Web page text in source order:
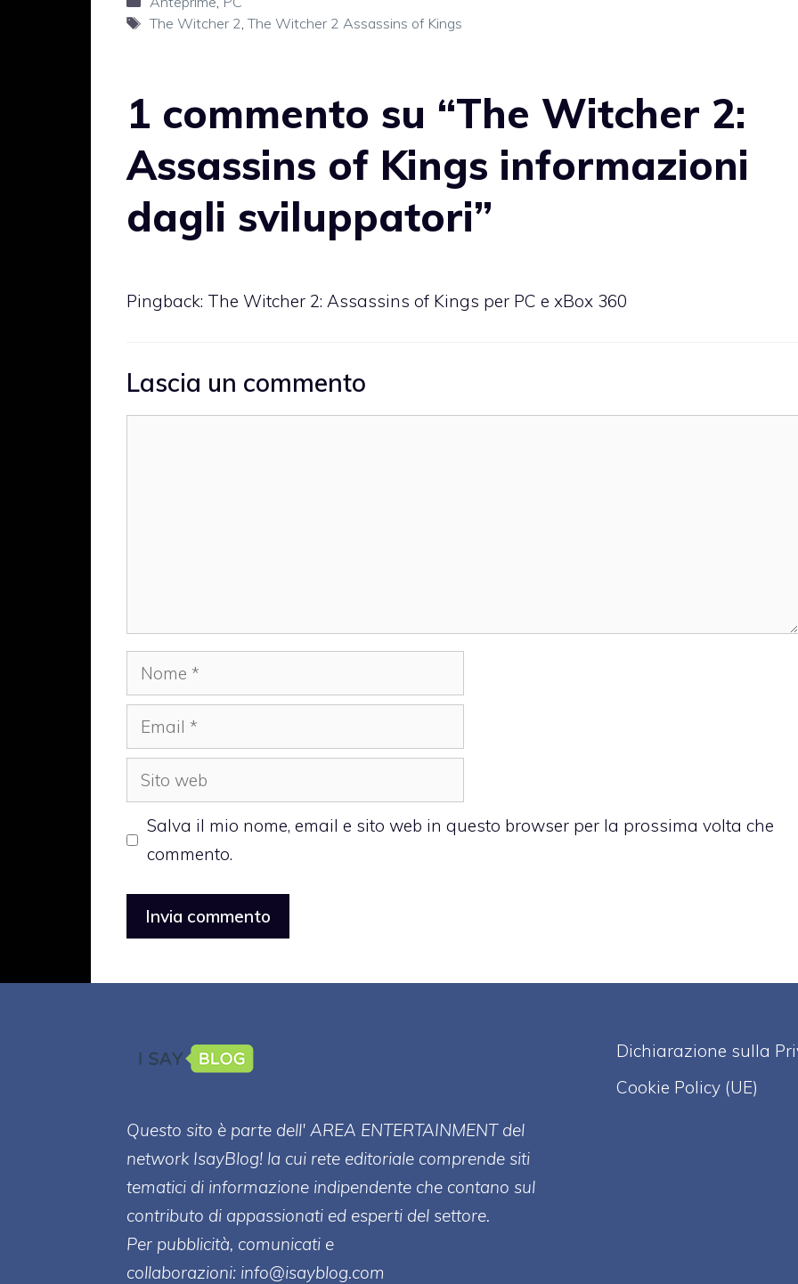
Tag
The Witcher 2 ,The Witcher 2 Assassins of Kings
1 commento su “The Witcher 2:
Assassins of Kings informazioni
dagli sviluppatori”
Pingback: The Witcher 2: Assassins of Kings per PC e xBox 360
Lascia un commento
Nome
Email
Sito
web
Salva il mio nome, email e sito web in questo browser per la prossima volta che
commento.
Questo sito è parte dell' AREA ENTERTAINMENT del
network IsayBlog! la cui rete editoriale comprende siti
tematici di informazione indipendente che contano sul
contributo di appassionati ed esperti del settore.
Per pubblicità, comunicati e
collaborazioni: info@isayblog.com
Dichiarazione sulla
Cookie Policy (UE)